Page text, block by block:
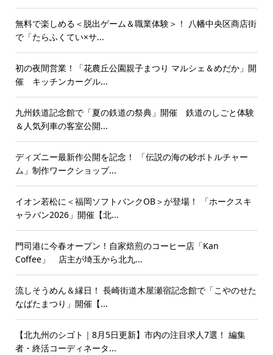
無料で楽しめる＜脱出ゲーム＆職業体験＞！ 八幡中央区商店街
で「たらふくてい×サ...
初の夜間営業！「花農丘公園親子まつり マルシェ＆めだか」開
催 キッチンカーグル...
九州鉄道記念館で「夏の鉄道の祭典」開催 鉄道のしごと体験
＆人気列車の客室公開...
ディズニー最新作公開を記念！ 「伝説の海の砂ボトルチャー
ム」制作ワークショップ...
イオン若松に＜福岡ソフトバンクOB＞が登場！ 「ホークスキ
ャラバン2026」開催【北...
門司港に今春オープン！自家焙煎のコーヒー店「Kan
Coffee」 店主が埼玉から北九...
流しそうめん＆縁日！ 長崎街道木屋瀬宿記念館で「こやのせた
なばたまつり」開催【...
【北九州のシゴト｜8月5日更新】市内の注目求人7選！ 編集
者・終活コーディネータ...